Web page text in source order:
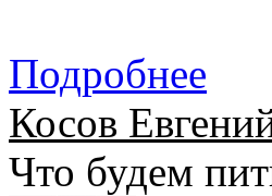
Подробнее
Косов
Что будем